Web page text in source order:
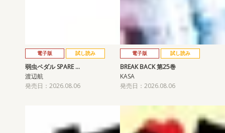
電子版 試し読み
弱虫ペダル SPARE …
渡辺航
発売日：2026.08.06
電子版 試し読み
BREAK BACK 第25巻
KASA
発売日：2026.08.06